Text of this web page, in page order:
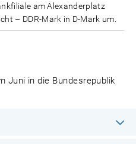
am Alexanderplatz
– DDR-Mark in D-Mark um.
Juni in die Bundesrepublik